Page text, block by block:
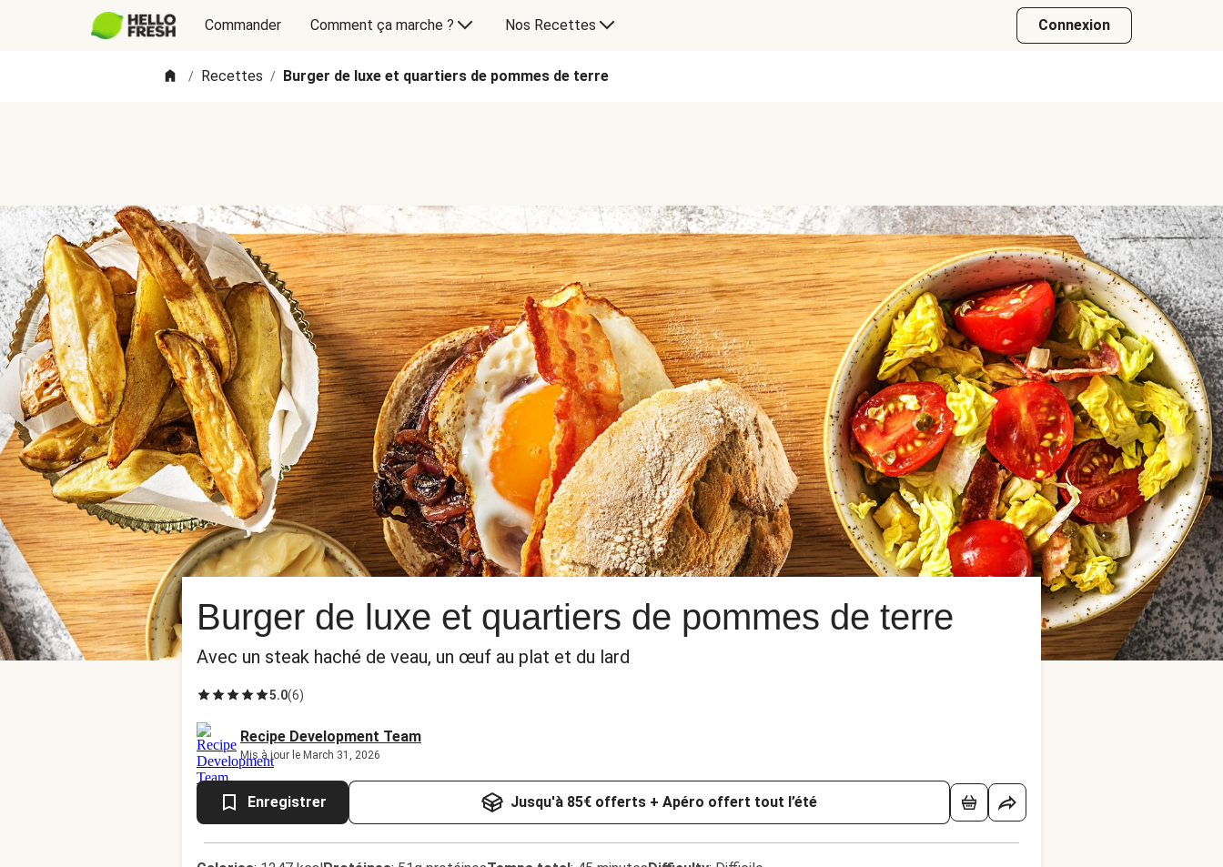
Commander Comment ça marche ? Nos Recettes Connexion
/ Recettes / Burger de luxe et quartiers de pommes de terre
Burger de luxe et quartiers de pommes de terre
Avec un steak haché de veau, un œuf au plat et du lard
5.0(6)
Recipe Development Team
Mis à jour le March 31, 2026
Enregistrer Jusqu'à 85€ offerts + Apéro offert tout l’été